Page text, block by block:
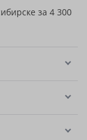
за 4 300